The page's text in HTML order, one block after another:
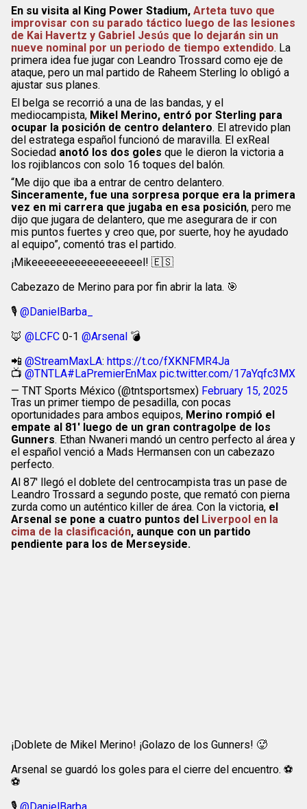
En su visita al King Power Stadium, Arteta tuvo que
improvisar con su parado táctico luego de las lesiones
de Kai Havertz y Gabriel Jesús que lo dejarán sin un
nueve nominal por un periodo de tiempo extendido. La
primera idea fue jugar con Leandro Trossard como eje de
ataque, pero un mal partido de Raheem Sterling lo obligó a
ajustar sus planes.
El belga se recorrió a una de las bandas, y el
mediocampista, Mikel Merino, entró por Sterling para
ocupar la posición de centro delantero. El atrevido plan
del estratega español funcionó de maravilla. El exReal
Sociedad anotó los dos goles que le dieron la victoria a
los rojiblancos con solo 16 toques del balón.
“Me dijo que iba a entrar de centro delantero.
Sinceramente, fue una sorpresa porque era la primera
vez en mi carrera que jugaba en esa posición, pero me
dijo que jugara de delantero, que me asegurara de ir con
mis puntos fuertes y creo que, por suerte, hoy he ayudado
al equipo”, comentó tras el partido.
¡Mikeeeeeeeeeeeeeeeeeel! 🇪🇸
Cabezazo de Merino para por fin abrir la lata. 🎯
🎙️ @DanielBarba_
🦊 @LCFC 0-1 @Arsenal 💣
📲 @StreamMaxLA: https://t.co/fXKNFMR4Ja
📺 @TNTLA#LaPremierEnMax pic.twitter.com/17aYqfc3MX
— TNT Sports México (@tntsportsmex) February 15, 2025
Tras un primer tiempo de pesadilla, con pocas
oportunidades para ambos equipos, Merino rompió el
empate al 81′ luego de un gran contragolpe de los
Gunners. Ethan Nwaneri mandó un centro perfecto al área y
el español venció a Mads Hermansen con un cabezazo
perfecto.
Al 87′ llegó el doblete del centrocampista tras un pase de
Leandro Trossard a segundo poste, que remató con pierna
zurda como un auténtico killer de área. Con la victoria, el
Arsenal se pone a cuatro puntos del Liverpool en la
cima de la clasificación, aunque con un partido
pendiente para los de Merseyside.
¡Doblete de Mikel Merino! ¡Golazo de los Gunners! 🥵
Arsenal se guardó los goles para el cierre del encuentro. ⚽
⚽